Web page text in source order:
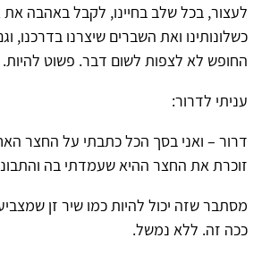
לעצור, בכל שלב בחיינו, לקבל באהבה
כשלונותינו ואת השברים שיצרנו בדרכנו,
החופש לא לצפות לשום דבר. פשוט להיות.
עניתי לדרור:
דרור – ואני בסך הכל כתבתי על החצר
זוכרת את החצר ההיא שעמדתי בה
מסתבר שזה יכול להיות כמו שיר זן
ככה זה. ללא נמשל.